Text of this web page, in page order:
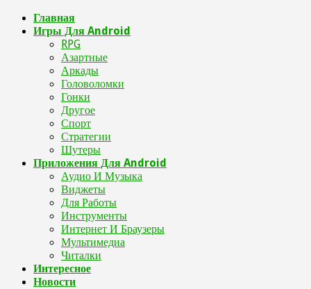
Главная
Игры Для Android
RPG
Азартные
Аркады
Головоломки
Гонки
Другое
Спорт
Стратегии
Шутеры
Приложения Для Android
Аудио И Музыка
Виджеты
Для Работы
Инструменты
Интернет И Браузеры
Мультимедиа
Читалки
Интересное
Новости